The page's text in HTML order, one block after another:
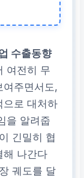
, 정부 지
비대면
케팅
수출동향
여전히 무
여주면서도,
으로 대처하
을 알려줍
긴밀히 협
해 나간다
궤도를 달